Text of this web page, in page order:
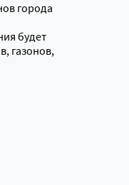
города
будет
газонов,